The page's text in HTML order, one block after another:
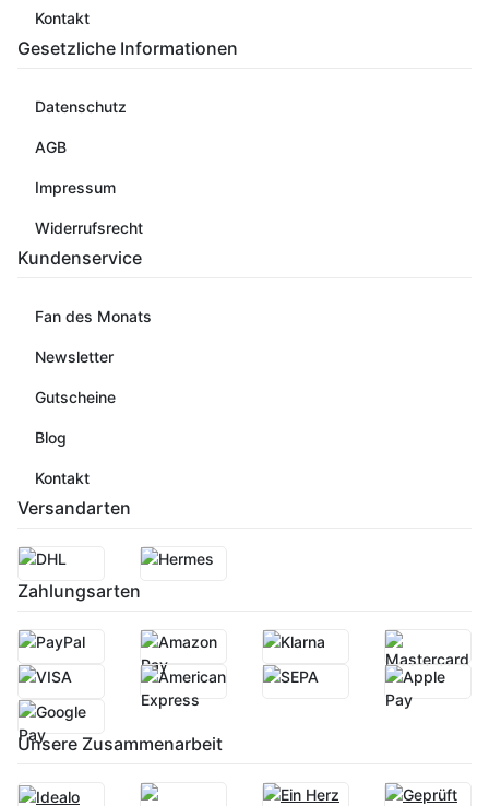
Kontakt
Gesetzliche Informationen
Datenschutz
AGB
Impressum
Widerrufsrecht
Kundenservice
Fan des Monats
Newsletter
Gutscheine
Blog
Kontakt
Versandarten
Zahlungsarten
Unsere Zusammenarbeit